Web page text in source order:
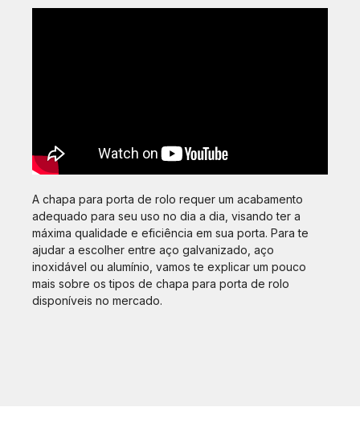
A chapa para porta de rolo requer um acabamento
adequado para seu uso no dia a dia, visando ter a
máxima qualidade e eficiência em sua porta. Para te
ajudar a escolher entre aço galvanizado, aço
inoxidável ou alumínio, vamos te explicar um pouco
mais sobre os tipos de chapa para porta de rolo
disponíveis no mercado.